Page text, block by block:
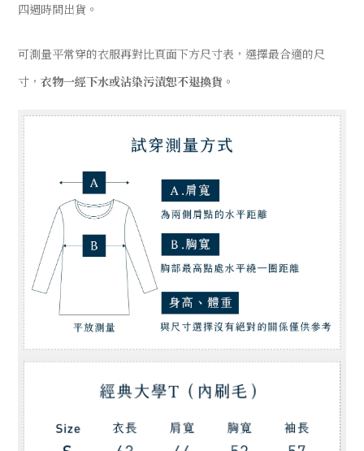
四週時間出貨。
可測量平常穿的衣服再對比頁面下方尺寸表，選擇最合適的尺
寸， 衣物一經下水或沾染污漬恕不退換貨 。